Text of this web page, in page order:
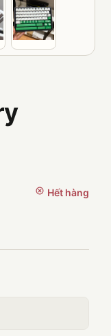
Hết hàng